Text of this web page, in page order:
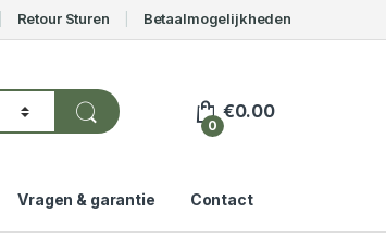
Retour Sturen Betaalmogelijkheden
0
€0.00
Vragen & garantie Contact